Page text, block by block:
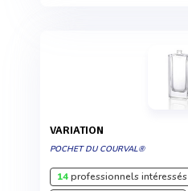
VARIATION
POCHET DU COURVAL®
14professionnels intéressés